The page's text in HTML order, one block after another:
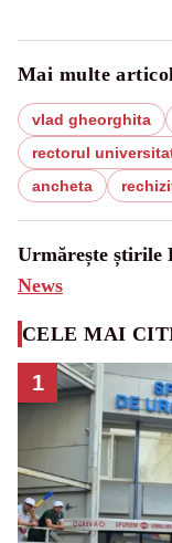
Mai multe
vlad gheorghita
rectorul
ancheta
Urmărește știrile
News
CELE MAI
1